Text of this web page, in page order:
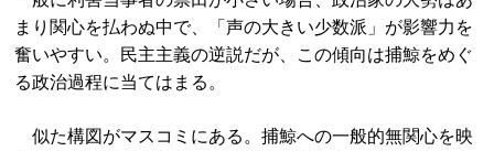
まり関心を払わぬ中で、「声の大きい少数派」が影響力を
奮いやすい。民主主義の逆説だが、この傾向は捕鯨をめぐ
る政治過程に当てはまる。
似た構図がマスコミにある。捕鯨への一般的無関心を映